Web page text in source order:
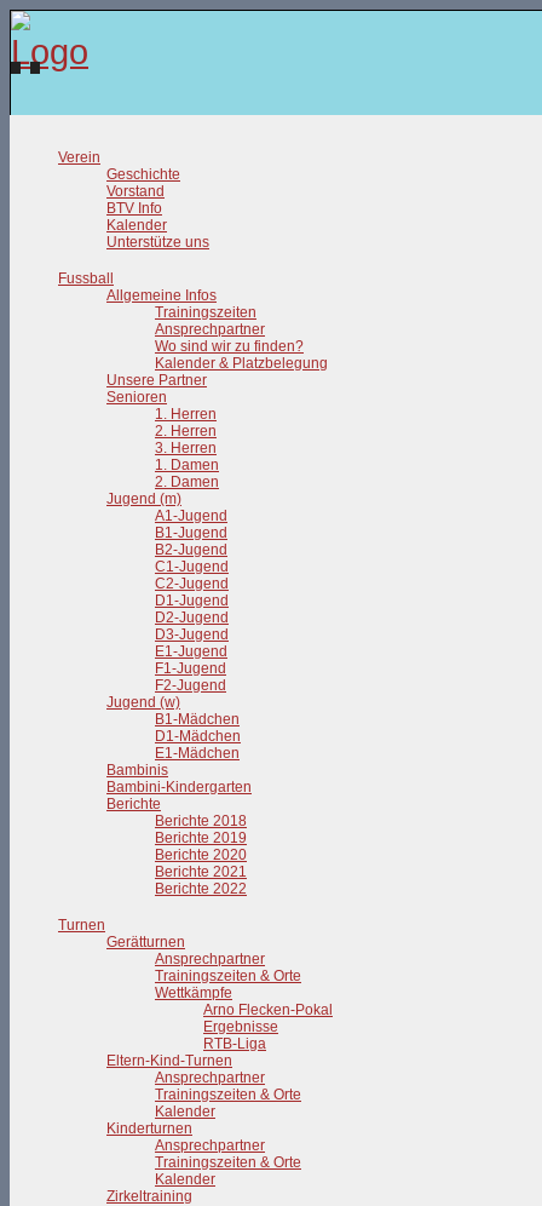
Verein
Geschichte
Vorstand
BTV Info
Kalender
Unterstütze uns
Fussball
Allgemeine Infos
Trainingszeiten
Ansprechpartner
Wo sind wir zu finden?
Kalender & Platzbelegung
Unsere Partner
Senioren
1. Herren
2. Herren
3. Herren
1. Damen
2. Damen
Jugend (m)
A1-Jugend
B1-Jugend
B2-Jugend
C1-Jugend
C2-Jugend
D1-Jugend
D2-Jugend
D3-Jugend
E1-Jugend
F1-Jugend
F2-Jugend
Jugend (w)
B1-Mädchen
D1-Mädchen
E1-Mädchen
Bambinis
Bambini-Kindergarten
Berichte
Berichte 2018
Berichte 2019
Berichte 2020
Berichte 2021
Berichte 2022
Turnen
Gerätturnen
Ansprechpartner
Trainingszeiten & Orte
Wettkämpfe
Arno Flecken-Pokal
Ergebnisse
RTB-Liga
Eltern-Kind-Turnen
Ansprechpartner
Trainingszeiten & Orte
Kalender
Kinderturnen
Ansprechpartner
Trainingszeiten & Orte
Kalender
Zirkeltraining